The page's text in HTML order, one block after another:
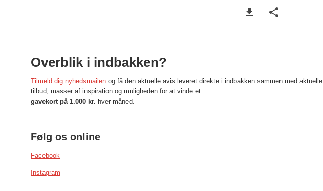
Overblik i indbakken?
Tilmeld dig nyhedsmailen og få den aktuelle avis leveret direkte i indbakken sammen med aktuelle
tilbud, masser af inspiration og muligheden for at vinde et
gavekort på 1.000 kr. hver måned.
Følg os online
Facebook
Instagram